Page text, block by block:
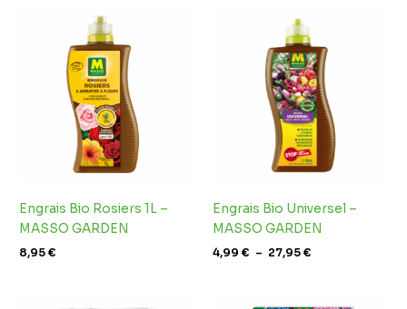
Engrais Bio Rosiers 1L –
MASSO GARDEN
8,95€
Engrais Bio Universel –
MASSO GARDEN
4,99 € – 27,95€
prix :
4,99 €
à
27,95 €